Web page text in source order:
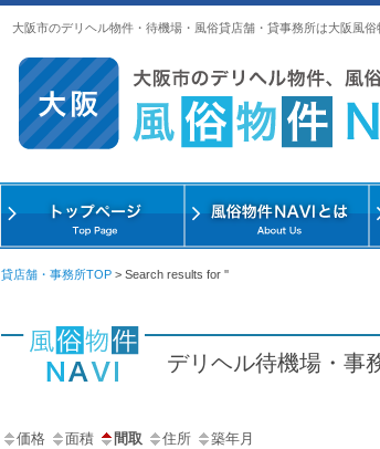
大阪市のデリヘル物件・待機場・風俗貸店舗・貸事務所は大阪風俗
貸店舗・事務所TOP > Search results for ''
デリヘル待機場・事
価格 面積 間取 住所 築年月